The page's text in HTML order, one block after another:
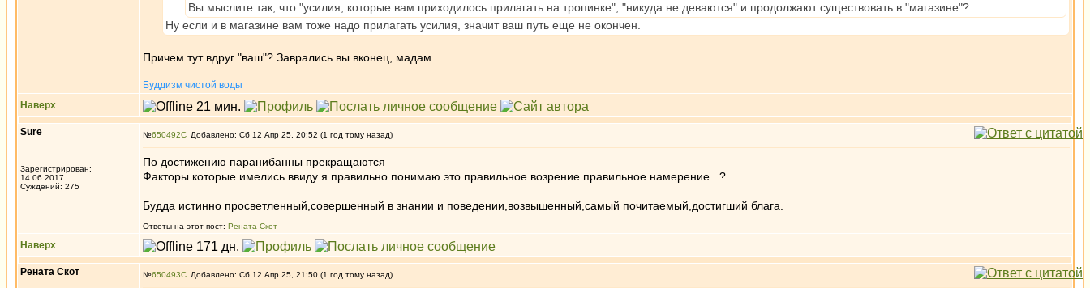
Вы мыслите так, что "усилия, которые вам приходилось прилагать на тропинке", "никуда не деваются" и продолжают существовать в "магазине"?
Ну если и в магазине вам тоже надо прилагать усилия, значит ваш путь еще не окончен.
Причем тут вдруг "ваш"? Заврались вы вконец, мадам.
Буддизм чистой воды
Наверх
Sure
Зарегистрирован:
14.06.2017
Суждений: 275
№650492 Добавлено: Сб 12 Апр 25, 20:52 (1 год тому назад)
По достижению паранибанны прекращаются
Факторы которые имелись ввиду я правильно понимаю это правильное возрение правильное намерение...?
Будда истинно просветленный,совершенный в знании и поведении,возвышенный,самый почитаемый,достигший блага.
Ответы на этот пост: Рената Скот
Наверх
Рената Скот №650493 Добавлено: Сб 12 Апр 25, 21:50 (1 год тому назад)